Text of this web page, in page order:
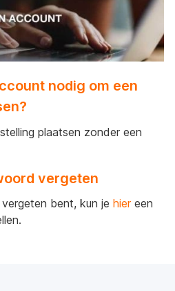
nodig om een
plaatsen zonder een
vergeten
bent, kun je hiereen